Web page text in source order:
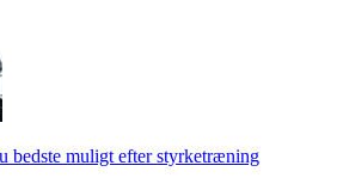
bedste muligt efter styrketræning